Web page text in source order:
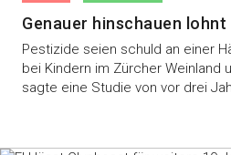
Genauer hinschauen lohnt
Pestizide seien schuld an einer
bei Kindern im Zürcher Weinland
sagte eine Studie von vor drei